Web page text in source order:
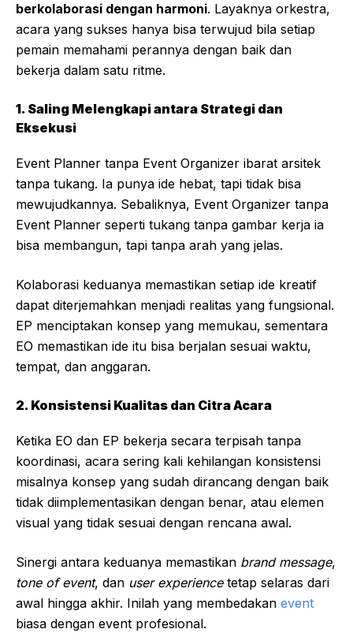
berkolaborasi dengan harmoni. Layaknya orkestra,
acara yang sukses hanya bisa terwujud bila setiap
pemain memahami perannya dengan baik dan
bekerja dalam satu ritme.
1. Saling Melengkapi antara Strategi dan
Eksekusi
Event Planner tanpa Event Organizer ibarat arsitek
tanpa tukang. Ia punya ide hebat, tapi tidak bisa
mewujudkannya. Sebaliknya, Event Organizer tanpa
Event Planner seperti tukang tanpa gambar kerja ia
bisa membangun, tapi tanpa arah yang jelas.
Kolaborasi keduanya memastikan setiap ide kreatif
dapat diterjemahkan menjadi realitas yang fungsional.
EP menciptakan konsep yang memukau, sementara
EO memastikan ide itu bisa berjalan sesuai waktu,
tempat, dan anggaran.
2. Konsistensi Kualitas dan Citra Acara
Ketika EO dan EP bekerja secara terpisah tanpa
koordinasi, acara sering kali kehilangan konsistensi
misalnya konsep yang sudah dirancang dengan baik
tidak diimplementasikan dengan benar, atau elemen
visual yang tidak sesuai dengan rencana awal.
Sinergi antara keduanya memastikan brand message,
tone of event, dan user experiencetetap selaras dari
awal hingga akhir. Inilah yang membedakan event
biasa dengan event profesional.